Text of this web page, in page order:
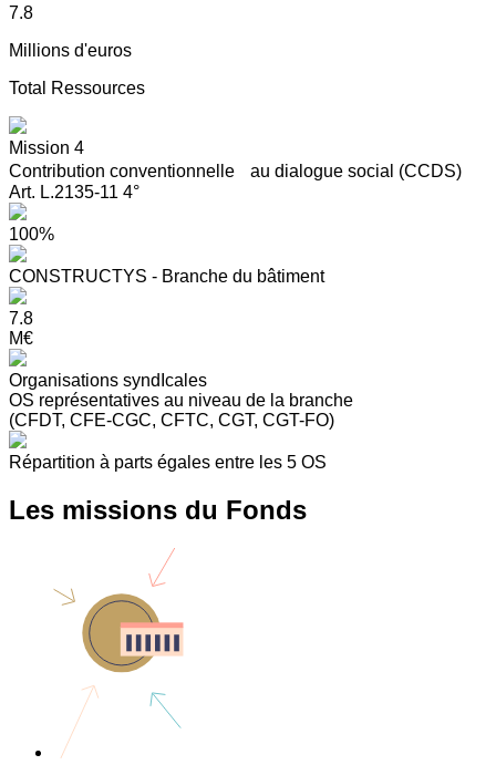
7.8
Millions d'euros
Total Ressources
Mission 4
Contribution conventionnelle au dialogue social (CCDS)
Art. L.2135-11 4°
100%
CONSTRUCTYS - Branche du bâtiment
7.8
M€
Organisations syndIcales
OS représentatives au niveau de la branche
(CFDT, CFE-CGC, CFTC, CGT, CGT-FO)
Répartition à parts égales entre les 5 OS
Les missions du Fonds